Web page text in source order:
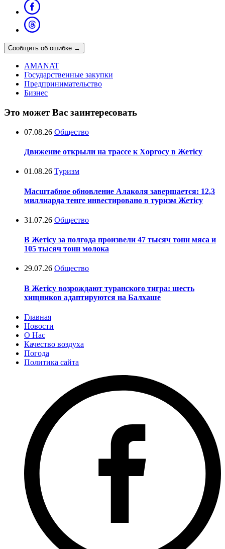
Сообщить об ошибке →
AMANAT
Государственные закупки
Предпринимательство
Бизнес
Это может Вас заинтересовать
07.08.26 Общество
Движение открыли на трассе к Хоргосу в Жетісу
01.08.26 Туризм
Масштабное обновление Алаколя завершается: 12,3
миллиарда тенге инвестировано в туризм Жетісу
31.07.26 Общество
В Жетісу за полгода произвели 47 тысяч тонн мяса и
105 тысяч тонн молока
29.07.26 Общество
В Жетісу возрождают туранского тигра: шесть
хищников адаптируются на Балхаше
Главная
Новости
О Нас
Качество воздуха
Погода
Политика сайта